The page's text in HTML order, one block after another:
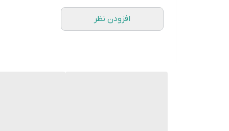
افزودن نظر